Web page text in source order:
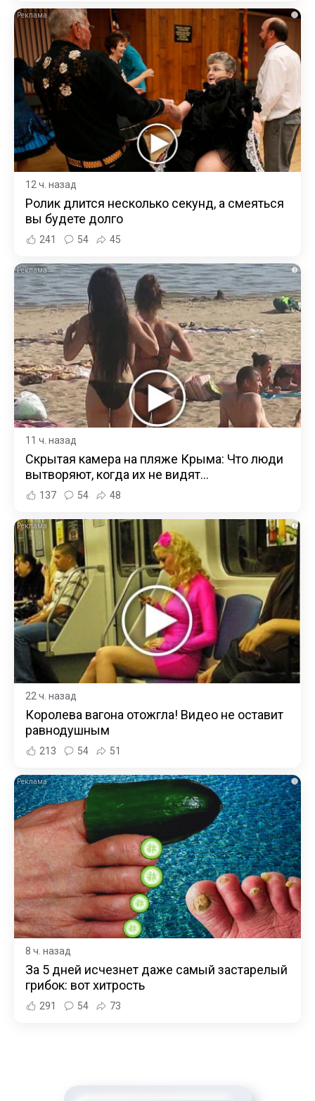
i
12 ч. назад
Ролик длится несколько секунд, а смеяться
вы будете долго
241 54 45
i
11 ч. назад
Скрытая камера на пляже Крыма: Что люди
вытворяют, когда их не видят...
137 54 48
i
22 ч. назад
Королева вагона отожгла! Видео не оставит
равнодушным
213 54 51
i
8 ч. назад
За 5 дней исчезнет даже самый застарелый
грибок: вот хитрость
291 54 73